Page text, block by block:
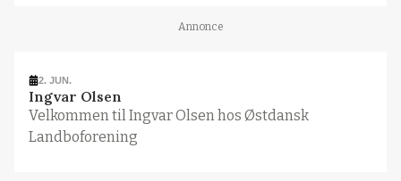
Annonce
2. JUN.
Ingvar Olsen
Velkommen til Ingvar Olsen hos Østdansk
Landboforening